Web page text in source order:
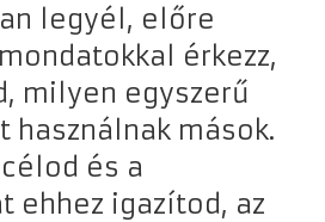
legyél, előre
érkezz,
milyen egyszerű
használnak mások.
és a
ehhez igazítod, az